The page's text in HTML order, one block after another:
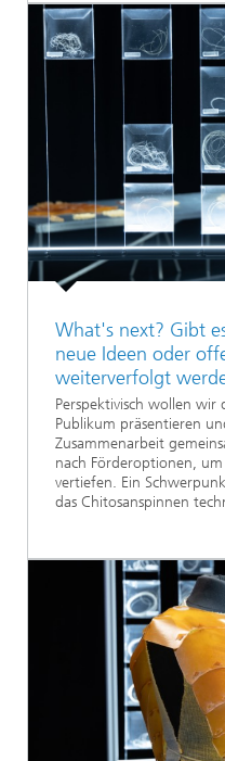
What's next? Gibt
neue Ideen oder
weiterverfolgt
Perspektivisch wollen wir
Publikum präsentieren
Zusammenarbeit
nach Förderoptionen,
vertiefen. Ein
das Chitosanspinnen